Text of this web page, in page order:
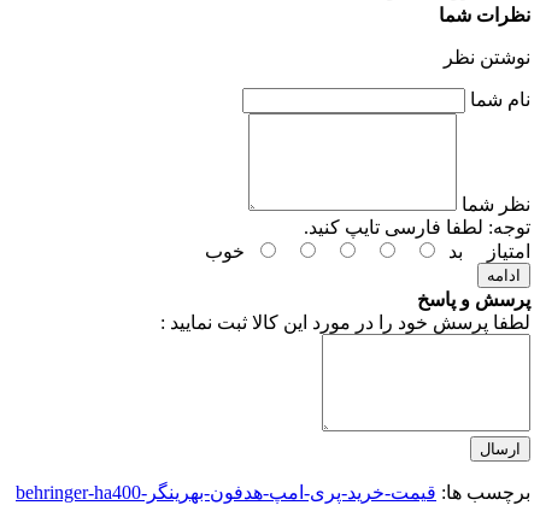
نظرات شما
نوشتن نظر
نام شما
نظر شما
توجه: لطفا فارسی تایپ کنید.
امتیاز
بد خوب
ادامه
پرسش و پاسخ
لطفا پرسش خود را در مورد این کالا ثبت نمایید :
ارسال
برچسب ها: قیمت-خرید-پری-امپ-هدفون-بهرینگر-behringer-ha400